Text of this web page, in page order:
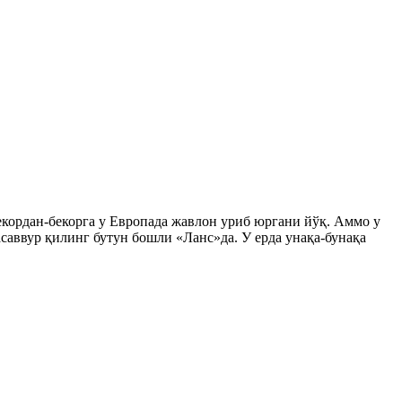
бекорга у Европада жавлон уриб юргани йўқ. Аммо у
қилинг бутун бошли «Ланс»да. У ерда унақа-бунақа